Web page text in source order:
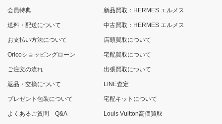
会員特典
送料・配送について
お支払い方法について
Oricoショッピングローン
ご注文の流れ
返品・交換について
プレゼント包装について
よくあるご質問 Q&A
新品買取：HERMES エルメス
中古買取：HERMES エルメス
店頭買取について
宅配買取について
出張買取について
LINE査定
宅配キットについて
Louis Vuitton高価買取